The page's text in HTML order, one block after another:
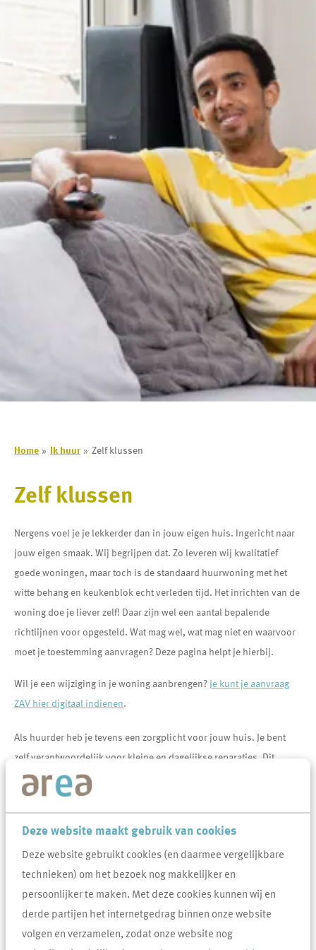
Deze website maakt gebruik van cookies
Deze website gebruikt cookies (en daarmee vergelijkbare
technieken) om het bezoek nog makkelijker en
persoonlijker te maken. Met deze cookies kunnen wij en
derde partijen het internetgedrag binnen onze website
volgen en verzamelen, zodat onze website nog
Home Ik huur Zelf klussen
Zelf klussen
Nergens voel je je lekkerder dan in jouw eigen huis. Ingericht naar
jouw eigen smaak. Wij begrijpen dat. Zo leveren wij kwalitatief
goede woningen, maar toch is de standaard huurwoning met het
witte behang en keukenblok echt verleden tijd. Het inrichten van de
woning doe je liever zelf! Daar zijn wel een aantal bepalende
richtlijnen voor opgesteld. Wat mag wel, wat mag niet en waarvoor
moet je toestemming aanvragen? Deze pagina helpt je hierbij.
Wil je een wijziging in je woning aanbrengen?Je kunt je aanvraag
ZAV hier digitaal indienen.
Als huurder heb je tevens een zorgplicht voor jouw huis. Je bent
zelf verantwoordelijk voor kleine en dagelijkse reparaties. Dit
betekent dat je zelf voor reparatie of het onderhoud moet zorgen, of
dat je daarvoor een vakman moet inschakelen. Voor meer
informatie hierover klik hier voor het
Onderhouds abc
Veel gevraagd over Zelf klussen
Ik wil een spion in mijn voordeur plaatsen. Mag dit?